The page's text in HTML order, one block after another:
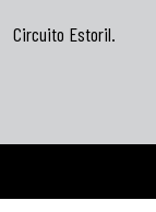
Circuito Estoril.